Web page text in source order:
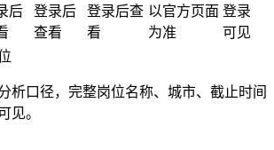
后
登录后
查看
登录后查
看
以官方页面
为准
登录
可见
析口径，完整岗位名称、城市、截止时间
见。